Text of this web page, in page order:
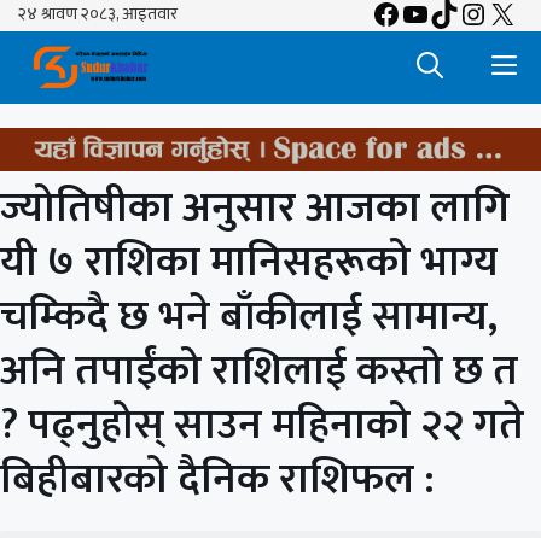
Skip
content
Facebook
YouTube
TikTok
X
ज्योतिषीका अनुसार आजका लागि
यी ७ राशिका मानिसहरूको भाग्य
चम्किदै छ भने बाँकीलाई सामान्य,
अनि तपाईंको राशिलाई कस्तो छ त
? पढ्नुहोस् साउन महिनाको २२ गते
बिहीबारको दैनिक राशिफल :